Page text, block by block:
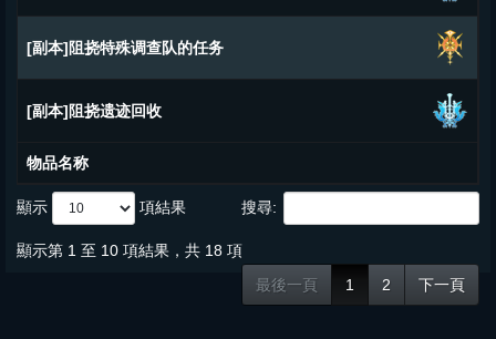
物品名称
[副本]阻挠特殊调查队的任务
[副本]阻挠遗迹回收
顯示 項結果 搜尋:
顯示第 1 至 10 項結果，共 18 項
最後一頁
1 2 下一頁